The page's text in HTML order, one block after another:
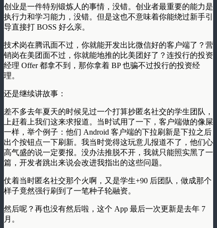
创业是一件特别锻炼人的事情，没错。创业者最重要的能力是
执行力和学习能力，没错。但是这也不意味着你能绕过新手引
导直接打 BOSS 好么亲。
技术岗在腾讯面不过，你就能开发出比微信好的客户端了？营
销岗在美团面不过，你就能地推的比美团好了？连投行的投资
经理 Offer 都拿不到，那你拿着 BP 也骗不过投行的投资经
理。
还是继续讲故事：
差不多去年夏天的时候见过一个打算抄匿名社交的学生团队，
上赶着上我们这来求报道。当时试用了一下，客户端做的像屎
一样，举个例子：他们 Android 客户端的下拉刷新是下拉之后
出个按钮点一下刷新。我当时觉得这玩意儿报道不了，他们心
高气盛的说一定要报。没办法推脱不开，我就只能照实黑了一
篇，开发者跳出来说会改进我指出的这些问题。
仗着当时匿名社交那个火啊，又是学生+90 后团队，做成那个
样子竟然强行刷到了一笔种子轮融资。
然后呢？再也没有然后啦，这个 App 最后一次更新是去年 7
月。